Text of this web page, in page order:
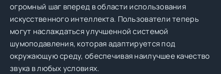
огромный шаг вперед в области использования
искусственного интеллекта. Пользователи теперь
могут наслаждаться улучшенной системой
шумоподавления, которая адаптируется под
окружающую среду, обеспечивая наилучшее качество
звука в любых условиях.